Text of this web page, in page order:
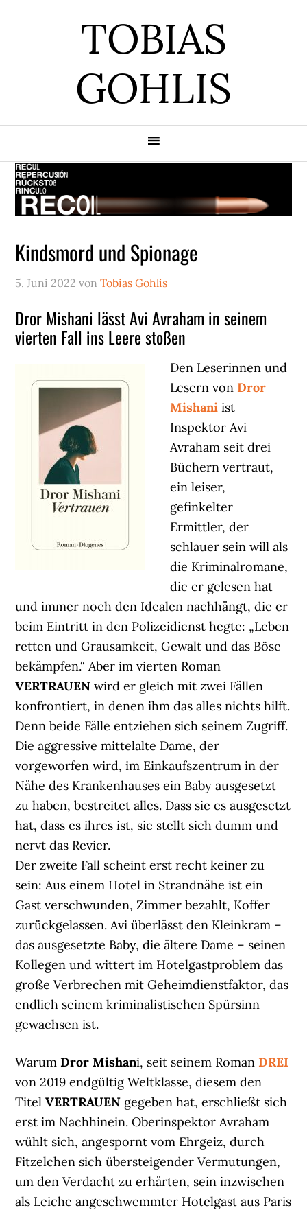
TOBIAS
GOHLIS
Kindsmord und Spionage
5. Juni 2022 vonTobias Gohlis
Dror Mishani lässt Avi Avraham in seinem
vierten Fall ins Leere stoßen
Den Leserinnen und
Lesern von Dror
Mishani ist
Inspektor Avi
Avraham seit drei
Büchern vertraut,
ein leiser,
gefinkelter
Ermittler, der
schlauer sein will als
die Kriminalromane,
die er gelesen hat
und immer noch den Idealen nachhängt, die er
beim Eintritt in den Polizeidienst hegte: „Leben
retten und Grausamkeit, Gewalt und das Böse
bekämpfen.“ Aber im vierten Roman
VERTRAUEN wird er gleich mit zwei Fällen
konfrontiert, in denen ihm das alles nichts hilft.
Denn beide Fälle entziehen sich seinem Zugriff.
Die aggressive mittelalte Dame, der
vorgeworfen wird, im Einkaufszentrum in der
Nähe des Krankenhauses ein Baby ausgesetzt
zu haben, bestreitet alles. Dass sie es ausgesetzt
hat, dass es ihres ist, sie stellt sich dumm und
nervt das Revier.
Der zweite Fall scheint erst recht keiner zu
sein: Aus einem Hotel in Strandnähe ist ein
Gast verschwunden, Zimmer bezahlt, Koffer
zurückgelassen. Avi überlässt den Kleinkram –
das ausgesetzte Baby, die ältere Dame – seinen
Kollegen und wittert im Hotelgastproblem das
große Verbrechen mit Geheimdienstfaktor, das
endlich seinem kriminalistischen Spürsinn
gewachsen ist.
WarumDror Mishani, seit seinem Roman DREI
von 2019 endgültig Weltklasse, diesem den
TitelVERTRAUEN gegeben hat, erschließt sich
erst im Nachhinein. Oberinspektor Avraham
wühlt sich, angespornt vom Ehrgeiz, durch
Fitzelchen sich übersteigender Vermutungen,
um den Verdacht zu erhärten, sein inzwischen
als Leiche angeschwemmter Hotelgast aus Paris